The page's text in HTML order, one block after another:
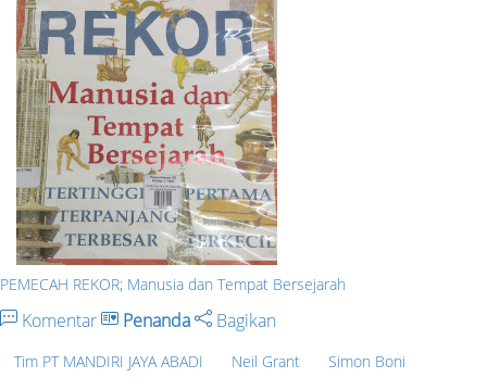
PEMECAH REKOR; Manusia dan Tempat Bersejarah
Komentar Penanda Bagikan
Tim PT MANDIRI JAYA ABADI Neil Grant Simon Boni